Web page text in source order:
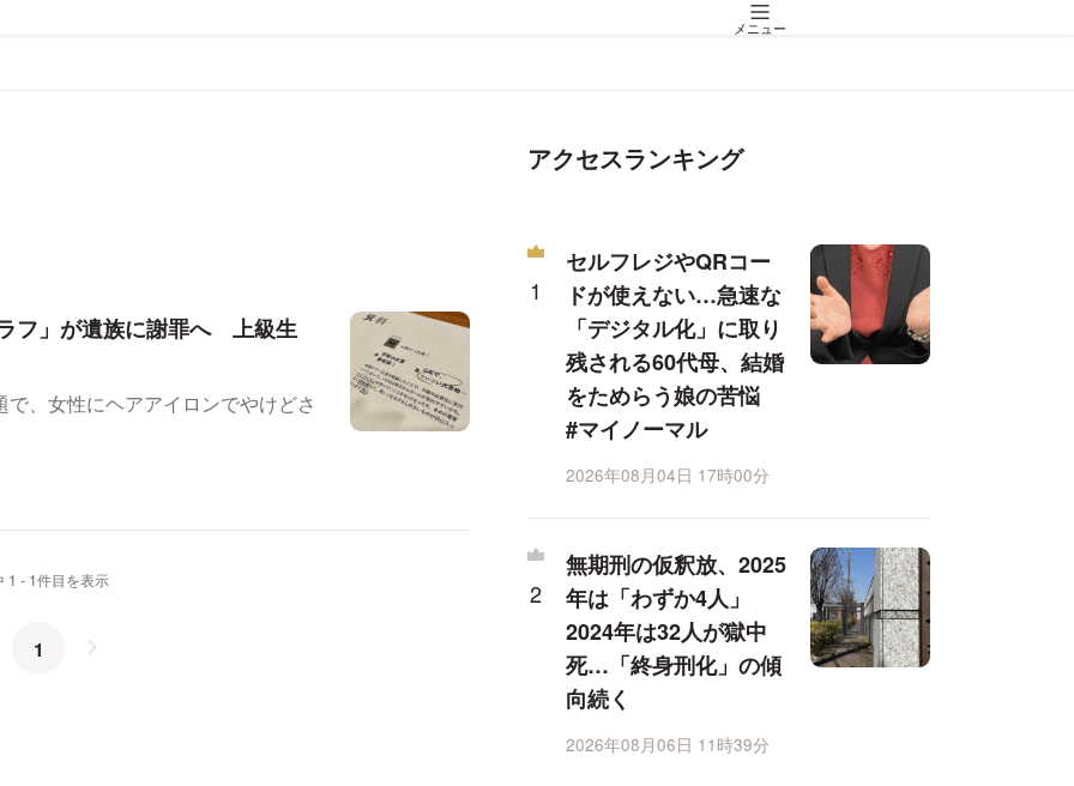
メニュー
フ」が遺族に謝罪へ 上級生
、女性にヘアアイロンでやけどさ
1 - 1件目を表示
1
アクセスランキング
セルフレジやQRコー
ドが使えない…急速な
「デジタル化」に取り
残される60代母、結婚
をためらう娘の苦悩
#マイノーマル
2026年08月04日 17時00分
無期刑の仮釈放、2025
年は「わずか4人」
2024年は32人が獄中
死…「終身刑化」の傾
向続く
2026年08月06日 11時39分